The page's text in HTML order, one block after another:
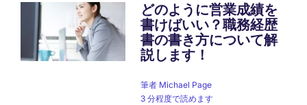
どのように営業成績を
書けばいい？職務経歴
書の書き方について解
説します！
筆者 Michael Page
3 分程度で読めます